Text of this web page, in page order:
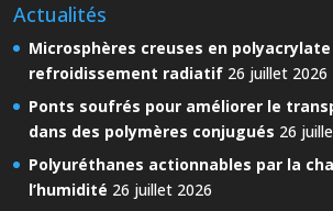
Actualités
Microsphères creuses en
refroidissement radiatif 26 juillet 2026
Ponts soufrés pour améliorer le
dans des polymères conjugués 26
Polyuréthanes actionnables par la
l’humidité 26 juillet 2026